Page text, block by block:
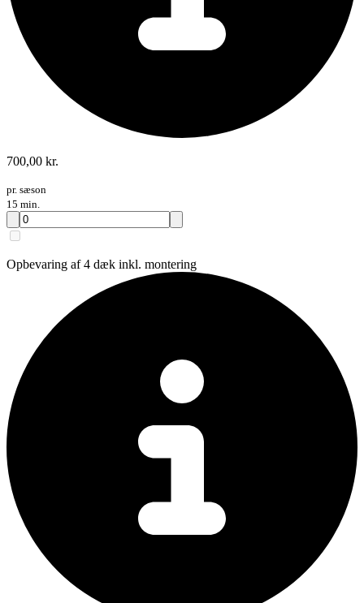
700,00 kr.
pr. sæson
15 min.
Opbevaring af 4 dæk inkl. montering